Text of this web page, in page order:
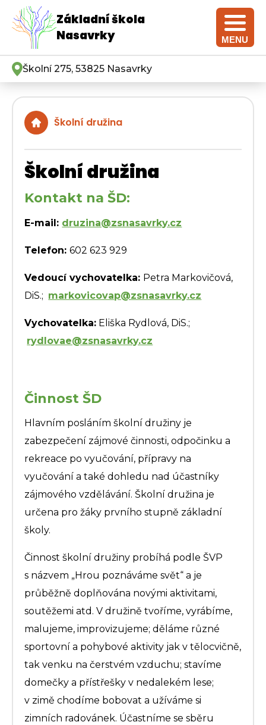
Základní škola
Nasavrky
MENU
Školní 275, 53825 Nasavrky
Školní družina
Školní družina
Kontakt na ŠD:
E-mail: druzina@zsnasavrky.cz
Telefon:602 623 929
Vedoucí vychovatelka: Petra Markovičová,
DiS.; markovicovap@zsnasavrky.cz
Vychovatelka: Eliška Rydlová, DiS.;
rydlovae@zsnasavrky.cz
Činnost ŠD
Hlavním posláním školní družiny je
zabezpečení zájmové činnosti, odpočinku a
rekreace po vyučování, přípravy na
vyučování a také dohledu nad účastníky
zájmového vzdělávání. Školní družina je
určena pro žáky prvního stupně základní
školy.
Činnost školní družiny probíhá podle ŠVP
s názvem „Hrou poznáváme svět“ a je
průběžně doplňována novými aktivitami,
soutěžemi atd. V družině tvoříme, vyrábíme,
malujeme, improvizujeme; děláme různé
sportovní a pohybové aktivity jak v tělocvičně,
tak venku na čerstvém vzduchu; stavíme
domečky a přístřešky v nedalekém lese;
v zimě chodíme bobovat a užíváme si
zimních radovánek. Účastníme se sběru